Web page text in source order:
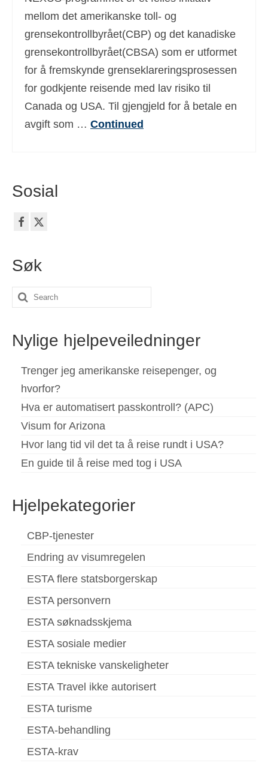
Deutsch(Tysk)
Ελληνικά(Gresk)
Magyar(Ungarsk )
Italiano( Italiensk)
Español(Spansk)
Svenska(Swedish)
mellom det amerikanske toll- og
grensekontrollbyrået(CBP) og det kanadiske
grensekontrollbyrået(CBSA) som er utformet
for å fremskynde grenseklareringsprosessen
for godkjente reisende med lav risiko til
Canada og USA. Til gjengjeld for å betale en
avgift som … Continued
Sosial
Søk
Search
Nylige hjelpeveiledninger
Trenger jeg amerikanske reisepenger, og
hvorfor?
Hva er automatisert passkontroll? (APC)
Visum for Arizona
Hvor lang tid vil det ta å reise rundt i USA?
En guide til å reise med tog i USA
Hjelpekategorier
CBP-tjenester
Endring av visumregelen
ESTA flere statsborgerskap
ESTA personvern
ESTA søknadsskjema
ESTA sosiale medier
ESTA tekniske vanskeligheter
ESTA Travel ikke autorisert
ESTA turisme
ESTA-behandling
ESTA-krav